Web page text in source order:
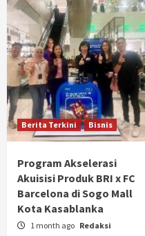
Berita Terkini Bisnis
Program Akselerasi
Akuisisi Produk BRI x FC
Barcelona di Sogo Mall
Kota Kasablanka
1 month ago Redaksi